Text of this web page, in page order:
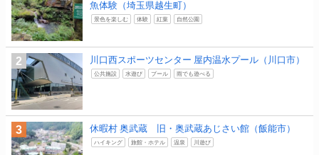
魚体験（埼玉県越生町）
景色を楽しむ 体験 紅葉 自然公園
川口西スポーツセンター 屋内温水プール（川口市）
公共施設 水遊び プール 雨でも遊べる
休暇村 奥武蔵 旧・奥武蔵あじさい館（飯能市）
ハイキング 旅館・ホテル 温泉 川遊び